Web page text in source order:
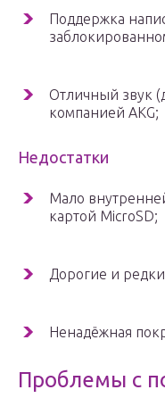
Поддержка
Отличный звук
компанией AKG;
Недостатки
Мало
картой MicroSD;
Дорогие и
Ненадёжная
Проблемы с